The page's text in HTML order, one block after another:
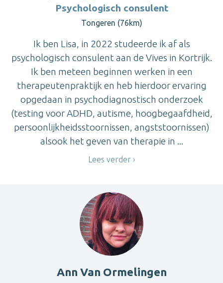
Psychologisch consulent
Tongeren (76km)
Ik ben Lisa, in 2022 studeerde ik af als
psychologisch consulent aan de Vives in Kortrijk.
Ik ben meteen beginnen werken in een
therapeutenpraktijk en heb hierdoor ervaring
opgedaan in psychodiagnostisch onderzoek
(testing voor ADHD, autisme, hoogbegaafdheid,
persoonlijkheidsstoornissen, angststoornissen)
alsook het geven van therapie in ...
Lees verder
Ann Van Ormelingen